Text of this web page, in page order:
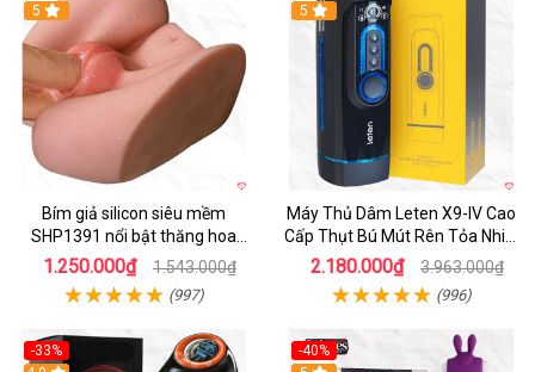
Hot
5
Bím giả silicon siêu mềm
SHP1391 nổi bật thăng hoa
hoàn hảo
1.250.000₫ 1.543.000₫
(997)
Hot
5
Máy Thủ Dâm Leten X9-IV Cao
Cấp Thụt Bú Mút Rên Tỏa Nhiệt
Sạc Pin
2.180.000₫ 3.963.000₫
(996)
-33%
-40%